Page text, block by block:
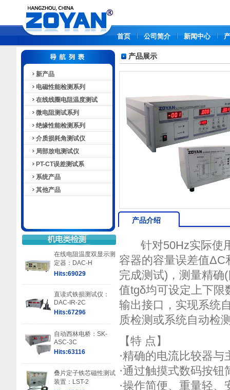
首页 公司简介 新闻中心
新产品
电磁性能检测系列
在线线圈电阻温度测试
微电阻测试系列
绝缘性能检测系列
介质损耗角测试仪
局部放电测试仪
PT-CT误差测试系
系统产品
其他产品
在线电阻温度双显示测
定器：DAC-H
Hits:69029
直读式铁损测试仪：
DAC-IR-2C
Hits:67296
自动西林电桥：SK-
ASC-3C
Hits:63116
叠片定子铁芯磁性测试
装置：LST-2
产品展示
产品介绍
针对50Hz实际使用
容器的容量误差值ΔC
完成测试)，测量精确
值tgδ均可设定上下限
输出接口，实现系统
质检测或系统自动检
【特 点】
·精确的电流比较器
·通过触摸式数码按
·操作简便、重量轻